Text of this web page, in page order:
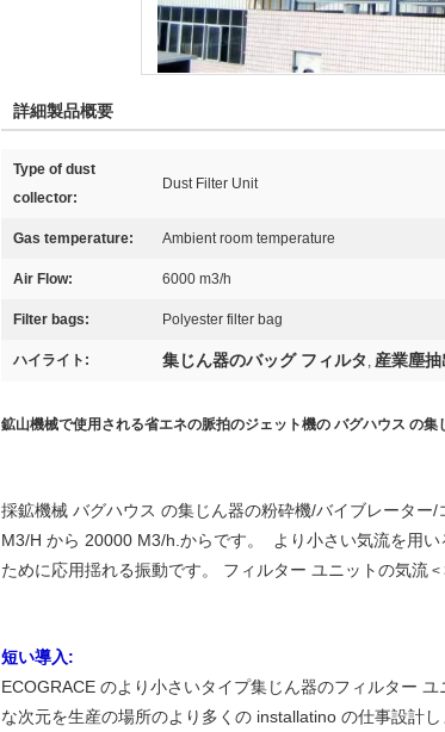
詳細製品概要
Type of dust
collector:
Dust Filter Unit
Gas temperature: Ambient room temperature
Air Flow: 6000 m3/h
Filter bags: Polyester filter bag
ハイライト: 集じん器のバッグ フィルタ , 産業塵抽
鉱山機械で使用される省エネの脈拍のジェット機の バグハウス の集
採鉱機械 バグハウス の集じん器の粉砕機/バイブレータ
M3/H から 20000 M3/h.からです。 より小さい気流を用
ために応用揺れる振動です。 フィルター ユニットの気流 <
短い導入:
ECOGRACE のより小さいタイプ集じん器のフィルター
な次元を生産の場所のより多くの installatino の仕事設計